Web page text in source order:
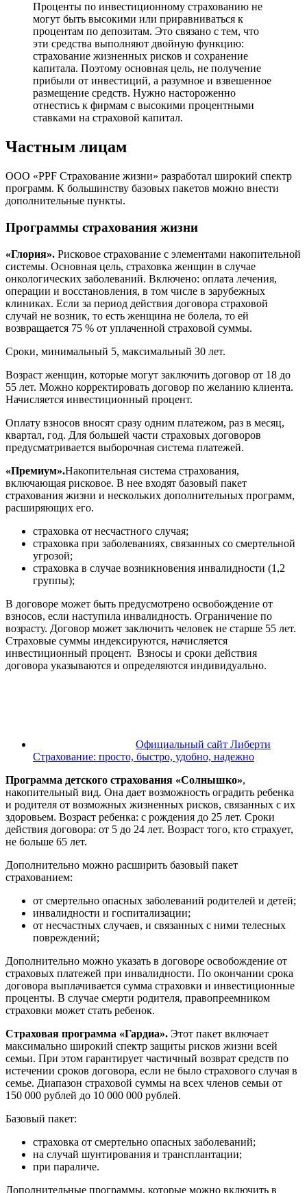
Проценты по инвестиционному страхованию не
могут быть высокими или приравниваться к
процентам по депозитам. Это связано с тем, что
эти средства выполняют двойную функцию:
страхование жизненных рисков и сохранение
капитала. Поэтому основная цель, не получение
прибыли от инвестиций, а разумное и взвешенное
размещение средств. Нужно настороженно
отнестись к фирмам с высокими процентными
ставками на страховой капитал.
Частным лицам
ООО «PPF Страхование жизни» разработал широкий спектр
программ. К большинству базовых пакетов можно внести
дополнительные пункты.
Программы страхования жизни
«Глория». Рисковое страхование с элементами накопительной
системы. Основная цель, страховка женщин в случае
онкологических заболеваний. Включено: оплата лечения,
операции и восстановления, в том числе в зарубежных
клиниках. Если за период действия договора страховой
случай не возник, то есть женщина не болела, то ей
возвращается 75 % от уплаченной страховой суммы.
Сроки, минимальный 5, максимальный 30 лет.
Возраст женщин, которые могут заключить договор от 18 до
55 лет. Можно корректировать договор по желанию клиента.
Начисляется инвестиционный процент.
Оплату взносов вносят сразу одним платежом, раз в месяц,
квартал, год. Для большей части страховых договоров
предусматривается выборочная система платежей.
«Премиум».Накопительная система страхования,
включающая рисковое. В нее входят базовый пакет
страхования жизни и нескольких дополнительных программ,
расширяющих его.
страховка от несчастного случая;
страховка при заболеваниях, связанных со смертельной
угрозой;
страховка в случае возникновения инвалидности (1,2
группы);
В договоре может быть предусмотрено освобождение от
взносов, если наступила инвалидность. Ограничение по
возрасту. Договор может заключить человек не старше 55 лет.
Страховые суммы индексируются, начисляется
инвестиционный процент. Взносы и сроки действия
договора указываются и определяются индивидуально.
Официальный сайт Либерти
Страхование: просто, быстро, удобно, надежно
Программа детского страхования «Солнышко»,
накопительный вид. Она дает возможность оградить ребенка
и родителя от возможных жизненных рисков, связанных с их
здоровьем. Возраст ребенка: с рождения до 25 лет. Сроки
действия договора: от 5 до 24 лет. Возраст того, кто страхует,
не больше 65 лет.
Дополнительно можно расширить базовый пакет
страхованием:
от смертельно опасных заболеваний родителей и детей;
инвалидности и госпитализации;
от несчастных случаев, и связанных с ними телесных
повреждений;
Дополнительно можно указать в договоре освобождение от
страховых платежей при инвалидности. По окончании срока
договора выплачивается сумма страховки и инвестиционные
проценты. В случае смерти родителя, правопреемником
страховки может стать ребенок.
Страховая программа «Гардиа». Этот пакет включает
максимально широкий спектр защиты рисков жизни всей
семьи. При этом гарантирует частичный возврат средств по
истечении сроков договора, если не было страхового случая в
семье. Диапазон страховой суммы на всех членов семьи от
150 000 рублей до 10 000 000 рублей.
Базовый пакет:
страховка от смертельно опасных заболеваний;
на случай шунтирования и трансплантации;
при параличе.
Дополнительные программы, которые можно включить в